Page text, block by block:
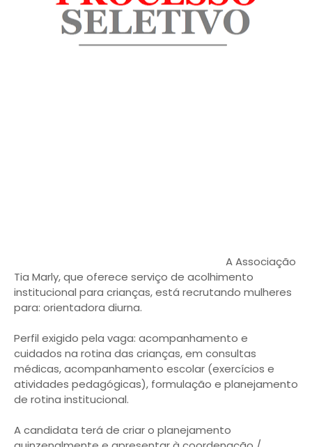
A Associação
Tia Marly, que oferece serviço de acolhimento
institucional para crianças, está recrutando mulheres
para: orientadora diurna.
Perfil exigido pela vaga: acompanhamento e
cuidados na rotina das crianças, em consultas
médicas, acompanhamento escolar (exercícios e
atividades pedagógicas), formulação e planejamento
de rotina institucional.
A candidata terá de criar o planejamento